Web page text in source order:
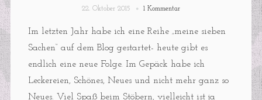
22. Oktober 2015 1 Kommentar
Im letzten Jahr habe ich eine Reihe „meine sieben
Sachen“ auf dem Blog gestartet- heute gibt es
endlich eine neue Folge. Im Gepäck habe ich
Leckereien, Schönes, Neues und nicht mehr ganz so
Neues. Viel Spaß beim Stöbern, vielleicht ist ja